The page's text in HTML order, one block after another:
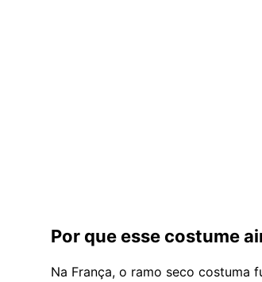
Por que esse costume
Na França, o ramo seco costuma